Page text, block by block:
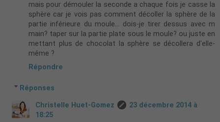
mais pour démouler la seconde a chaque fois je casse la
sphère car je vois pas comment décoller la sphère de la
partie inférieure du moule... dois-je tirer dessus avec m
main? taper sur la partie plate sous le moule? ou juste en
mettant plus de chocolat la sphère se décollera d'elle-
même ?
Répondre
Réponses
Christelle Huet-Gomez
23 décembre 2014 à
18:25